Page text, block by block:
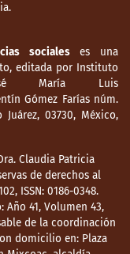
socialeses una
editada por Instituto
María Luis
Gómez Farías núm.
03730, México,
Claudia Patricia
de derechos al
ISSN: 0186-0348.
Año 41, Volumen 43,
de la coordinación
domicilio en: Plaza